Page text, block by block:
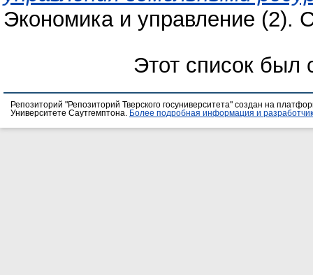
Экономика и управление (2).
Этот список был
Репозиторий "Репозиторий Тверского госуниверситета" создан на
Университете Саутгемптона.
Более подробная информация и